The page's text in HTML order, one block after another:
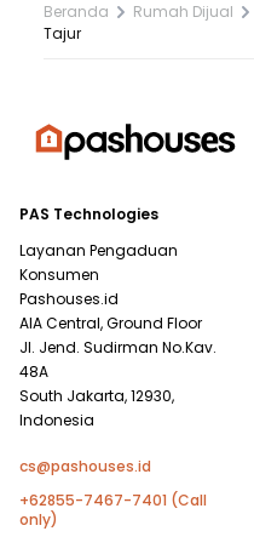
Beranda Rumah Dijual
Tajur
PAS Technologies
Layanan Pengaduan
Konsumen
Pashouses.id
AIA Central, Ground Floor
Jl. Jend. Sudirman No.Kav.
48A
South Jakarta, 12930,
Indonesia
cs@pashouses.id
+62855-7467-7401 (Call
only)